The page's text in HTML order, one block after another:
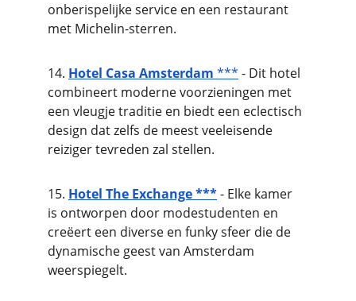
onberispelijke service en een restaurant
met Michelin-sterren.
14. Hotel Casa Amsterdam *** - Dit hotel
combineert moderne voorzieningen met
een vleugje traditie en biedt een eclectisch
design dat zelfs de meest veeleisende
reiziger tevreden zal stellen.
15. Hotel The Exchange *** - Elke kamer
is ontworpen door modestudenten en
creëert een diverse en funky sfeer die de
dynamische geest van Amsterdam
weerspiegelt.